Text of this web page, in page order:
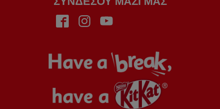
Face Insta Yout